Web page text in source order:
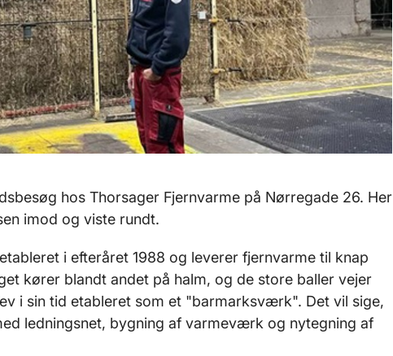
hos Thorsager Fjernvarme på Nørregade 26. Her
imod og viste rundt.
i efteråret 1988 og leverer fjernvarme til knap
kører blandt andet på halm, og de store baller vejer
i sin tid etableret som et "barmarksværk". Det vil sige,
ledningsnet, bygning af varmeværk og nytegning af